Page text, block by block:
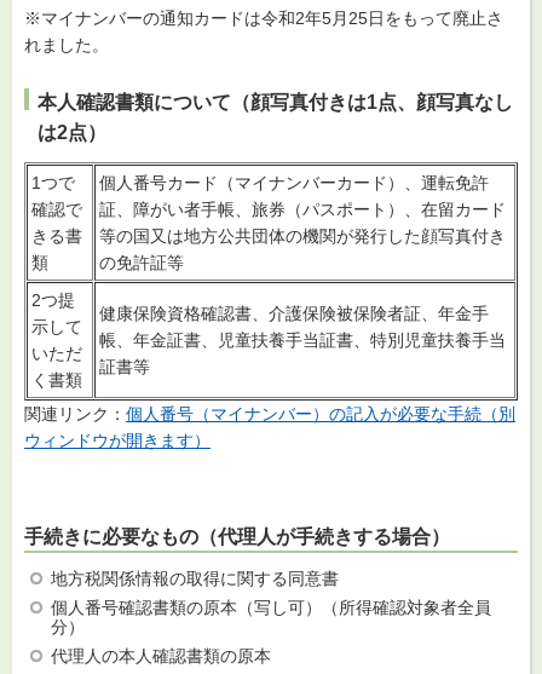
※マイナンバーの通知カードは令和2年5月25日をもって廃止さ
れました。
本人確認書類について（顔写真付きは1点、顔写真なし
は2点）
1つで
確認で
きる書
類
個人番号カード（マイナンバーカード）、運転免許
証、障がい者手帳、旅券（パスポート）、在留カード
等の国又は地方公共団体の機関が発行した顔写真付き
の免許証等
2つ提
示して
いただ
く書類
健康保険資格確認書、介護保険被保険者証、年金手
帳、年金証書、児童扶養手当証書、特別児童扶養手当
証書等
関連リンク： 個人番号（マイナンバー）の記入が必要な手続（別
ウィンドウが開きます）
手続きに必要なもの（代理人が手続きする場合）
地方税関係情報の取得に関する同意書
個人番号確認書類の原本（写し可）（所得確認対象者全員
分）
代理人の本人確認書類の原本